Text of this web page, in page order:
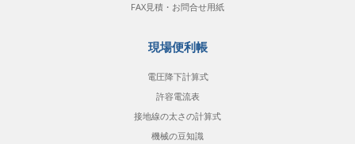
FAX見積・お問合せ用紙
現場便利帳
電圧降下計算式
許容電流表
接地線の太さの計算式
機械の豆知識